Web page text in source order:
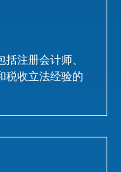
注册会计师、
税收立法经验的